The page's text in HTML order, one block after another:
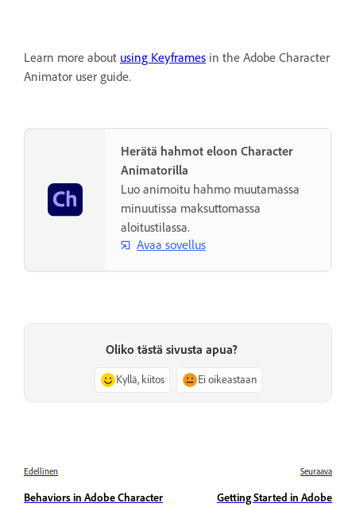
Learn more about using Keyframes in the Adobe Character
Animator user guide.
Herätä hahmot eloon Character
Animatorilla
Luo animoitu hahmo muutamassa
minuutissa maksuttomassa
aloitustilassa.
Avaa sovellus
Oliko tästä sivusta apua?
Kyllä, kiitos Ei oikeastaan
Edellinen
Behaviors in Adobe Character
Seuraava
Getting Started in Adobe